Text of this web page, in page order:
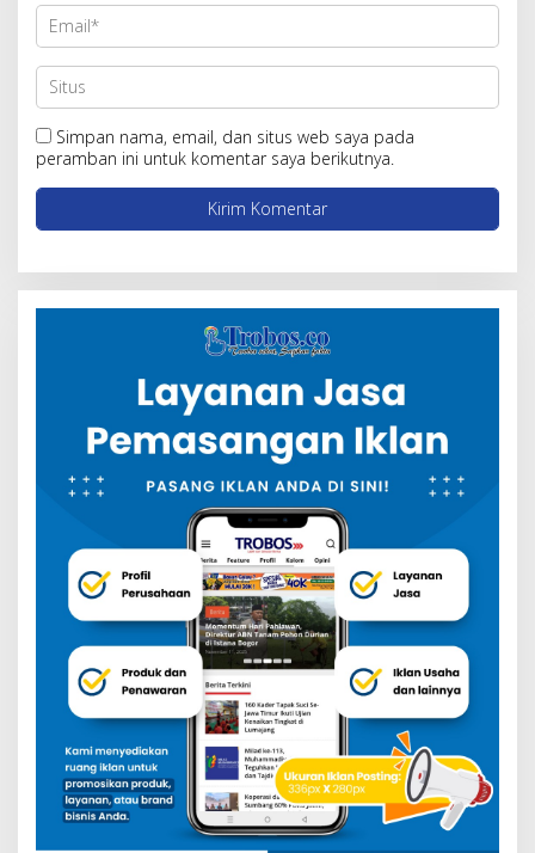
Simpan nama, email, dan situs web saya pada
peramban ini untuk komentar saya berikutnya.